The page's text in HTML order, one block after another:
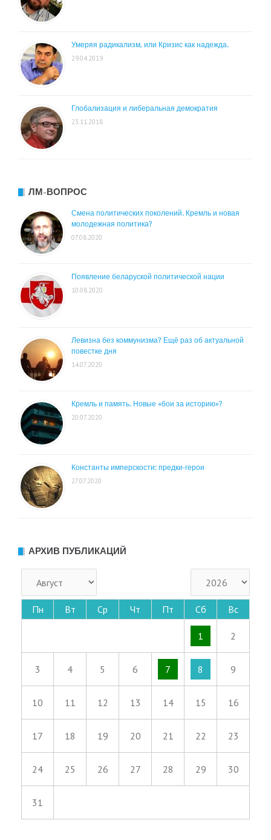
Умеряя радикализм, или Кризис как надежда.
29.04.2019
Глобализация и либеральная демократия
23.11.2018
ЛМ-ВОПРОС
Смена политических поколений. Кремль и новая
молодежная политика?
07.08.2020
Появление беларуской политической нации
10.08.2020
Левизна без коммунизма? Ещё раз об актуальной
повестке дня
14.07.2020
Кремль и память. Новые «бои за историю»?
20.07.2020
Константы имперскости: предки-герои
27.07.2020
АРХИВ ПУБЛИКАЦИЙ
Пн Вт Ср Чт Пт Сб Вс
1 2
3 4 5 6 7 8 9
10 11 12 13 14 15 16
17 18 19 20 21 22 23
24 25 26 27 28 29 30
31